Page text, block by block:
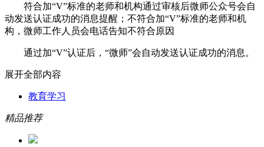
符合加“V”标准的老师和机构通过审核后微师公众号会自
动发送认证成功的消息提醒；不符合加“V”标准的老师和机
构，微师工作人员会电话告知不符合原因
通过加“V”认证后，“微师”会自动发送认证成功的消息。
展开全部内容
教育学习
精品推荐